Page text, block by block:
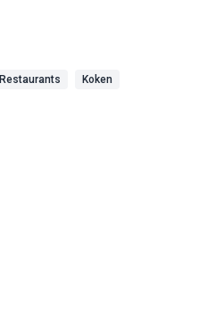
Restaurants Koken